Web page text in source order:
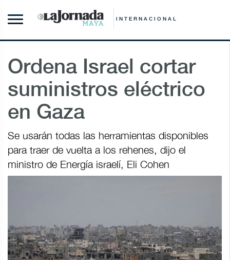
INTERNACIONAL
Ordena Israel cortar
suministros eléctrico
en Gaza
Se usarán todas las herramientas disponibles
para traer de vuelta a los rehenes, dijo el
ministro de Energía israelí, Eli Cohen